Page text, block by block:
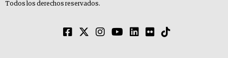
Todos los derechos reservados.